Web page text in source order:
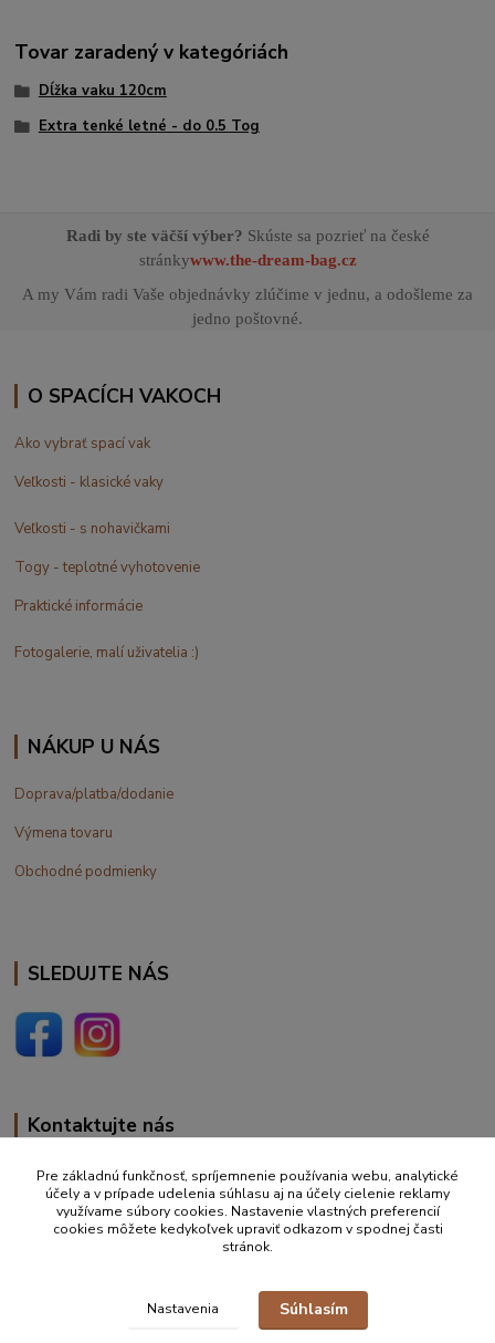
Tovar zaradený v kategóriách
Dĺžka vaku 120cm
Extra tenké letné - do 0.5 Tog
Radi by ste väčší výber? Skúste sa pozrieť na české
stránkywww.the-dream-bag.cz
A my Vám radi Vaše objednávky zlúčime v jednu, a odošleme za
jedno poštovné.
O SPACÍCH VAKOCH
Ako vybrať spací vak
Veľkosti - klasické vaky
Veľkosti - s nohavičkami
Togy - teplotné vyhotovenie
Praktické informácie
Fotogalerie, malí uživatelia :)
NÁKUP U NÁS
Doprava/platba/dodanie
Výmena tovaru
Obchodné podmienky
SLEDUJTE NÁS
Kontaktujte nás
+420 777 610 855
info@vakynaspanie.sk
Pre základnú funkčnosť, spríjemnenie používania webu, analytické
účely a v prípade udelenia súhlasu aj na účely cielenie reklamy
využívame súbory cookies. Nastavenie vlastných preferencií
cookies môžete kedykoľvek upraviť odkazom v spodnej časti
stránok.
Nastavenia Súhlasím